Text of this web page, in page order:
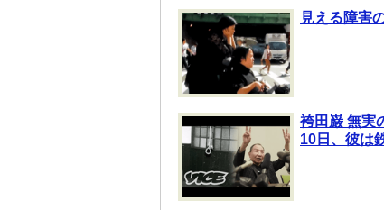
見える障害
袴田巌 無実
10日、彼は